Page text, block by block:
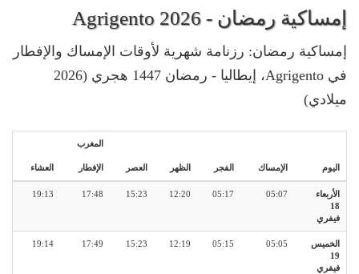
إمساكية رمضان - Agrigento 2026
إمساكية رمضان: رزنامة شهرية لأوقات الإمساك والإفطار
في Agrigento، إيطاليا - رمضان 1447 هجري (2026
ميلادي)
اليوم الإمساك الفجر الظهر العصر
المغرب
الإفطار العشاء
الأربعاء
18
فيفري
05:07
05:17
12:20
15:23
17:48
19:13
الخميس
19
فيفري
05:05
05:15
12:19
15:23
17:49
19:14